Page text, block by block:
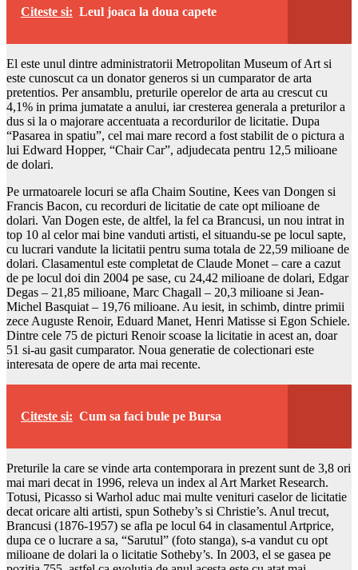
Citeste si: Leul joaca la doua capete
El este unul dintre administratorii Metropolitan Museum of Art si
este cunoscut ca un donator generos si un cumparator de arta
pretentios. Per ansamblu, preturile operelor de arta au crescut cu
4,1% in prima jumatate a anului, iar cresterea generala a preturilor a
dus si la o majorare accentuata a recordurilor de licitatie. Dupa
“Pasarea in spatiu”, cel mai mare record a fost stabilit de o pictura a
lui Edward Hopper, “Chair Car”, adjudecata pentru 12,5 milioane
de dolari.
Pe urmatoarele locuri se afla Chaim Soutine, Kees van Dongen si
Francis Bacon, cu recorduri de licitatie de cate opt milioane de
dolari. Van Dogen este, de altfel, la fel ca Brancusi, un nou intrat in
top 10 al celor mai bine vanduti artisti, el situandu-se pe locul sapte,
cu lucrari vandute la licitatii pentru suma totala de 22,59 milioane de
dolari. Clasamentul este completat de Claude Monet – care a cazut
de pe locul doi din 2004 pe sase, cu 24,42 milioane de dolari, Edgar
Degas – 21,85 milioane, Marc Chagall – 20,3 milioane si Jean-
Michel Basquiat – 19,76 milioane. Au iesit, in schimb, dintre primii
zece Auguste Renoir, Eduard Manet, Henri Matisse si Egon Schiele.
Dintre cele 75 de picturi Renoir scoase la licitatie in acest an, doar
51 si-au gasit cumparator. Noua generatie de colectionari este
interesata de opere de arta mai recente.
Citeste si: Cum sa faci bule pe Bursa
Preturile la care se vinde arta contemporara in prezent sunt de 3,8 ori
mai mari decat in 1996, releva un index al Art Market Research.
Totusi, Picasso si Warhol aduc mai multe venituri caselor de licitatie
decat oricare alti artisti, spun Sotheby’s si Christie’s. Anul trecut,
Brancusi (1876-1957) se afla pe locul 64 in clasamentul Artprice,
dupa ce o lucrare a sa, “Sarutul” (foto stanga), s-a vandut cu opt
milioane de dolari la o licitatie Sotheby’s. In 2003, el se gasea pe